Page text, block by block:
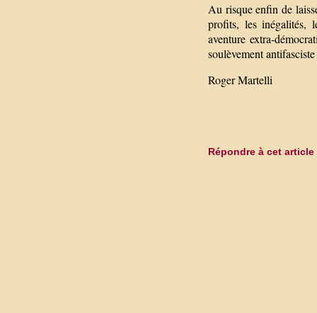
Au risque enfin de
profits, les inégalités,
aventure extra-
soulèvement
Roger Martelli
Répondre à cet article